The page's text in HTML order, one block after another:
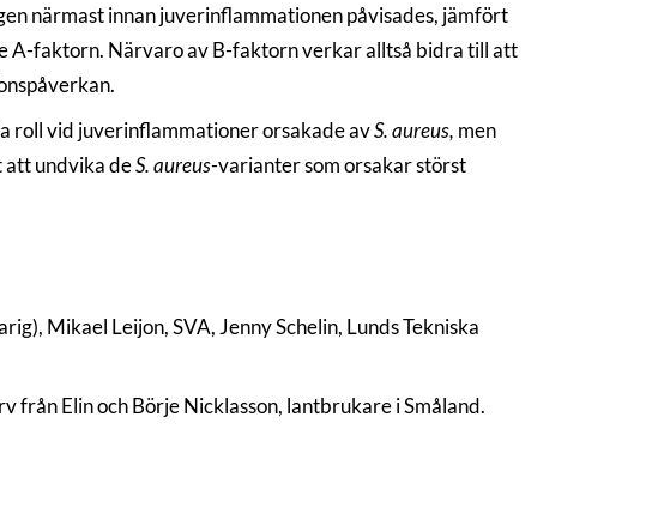
närmast innan juverinflammationen påvisades, jämfört
A-faktorn. Närvaro av B-faktorn verkar alltså bidra till att
roll vid juverinflammationer orsakade avS. aureus, men
att undvika deS. aureus-varianter som orsakar störst
Mikael Leijon, SVA, Jenny Schelin, Lunds Tekniska
från Elin och Börje Nicklasson, lantbrukare i Småland.